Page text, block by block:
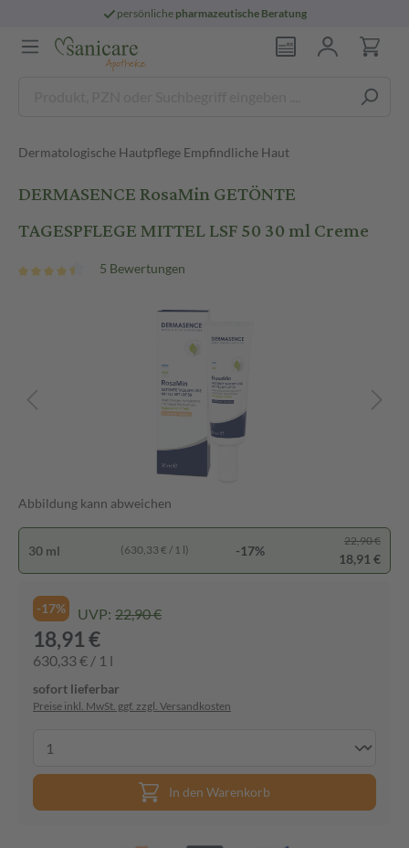
persönliche pharmazeutische Beratung
Dermatologische Hautpflege Empfindliche Haut
DERMASENCE RosaMin GETÖNTE
TAGESPFLEGE MITTEL LSF 50 30 ml Creme
5 Bewertungen
Abbildung kann abweichen
30 ml (630,33 € / 1 l) -17%
22,90 €
18,91 €
-17% UVP: 22,90 €
18,91 €
630,33 € / 1 l
sofort lieferbar
Preise inkl. MwSt. ggf. zzgl. Versandkosten
In den Warenkorb